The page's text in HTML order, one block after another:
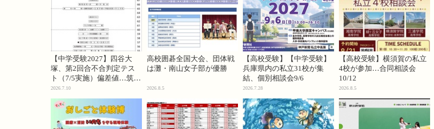
【中学受験2027】四谷大
塚、第2回合不合判定テス
ト（7/5実施）偏差値…筑駒
74・桜蔭70＜PR＞
2026.7.10
高校囲碁全国大会、団体戦
は灘・南山女子部が優勝
2026.8.5
【高校受験】【中学受験】
兵庫県内の私立31校が集
結、個別相談会9/6
2026.7.28
【高校受験】横須賀の私立
4校が参加…合同相談会
10/12
2026.8.5